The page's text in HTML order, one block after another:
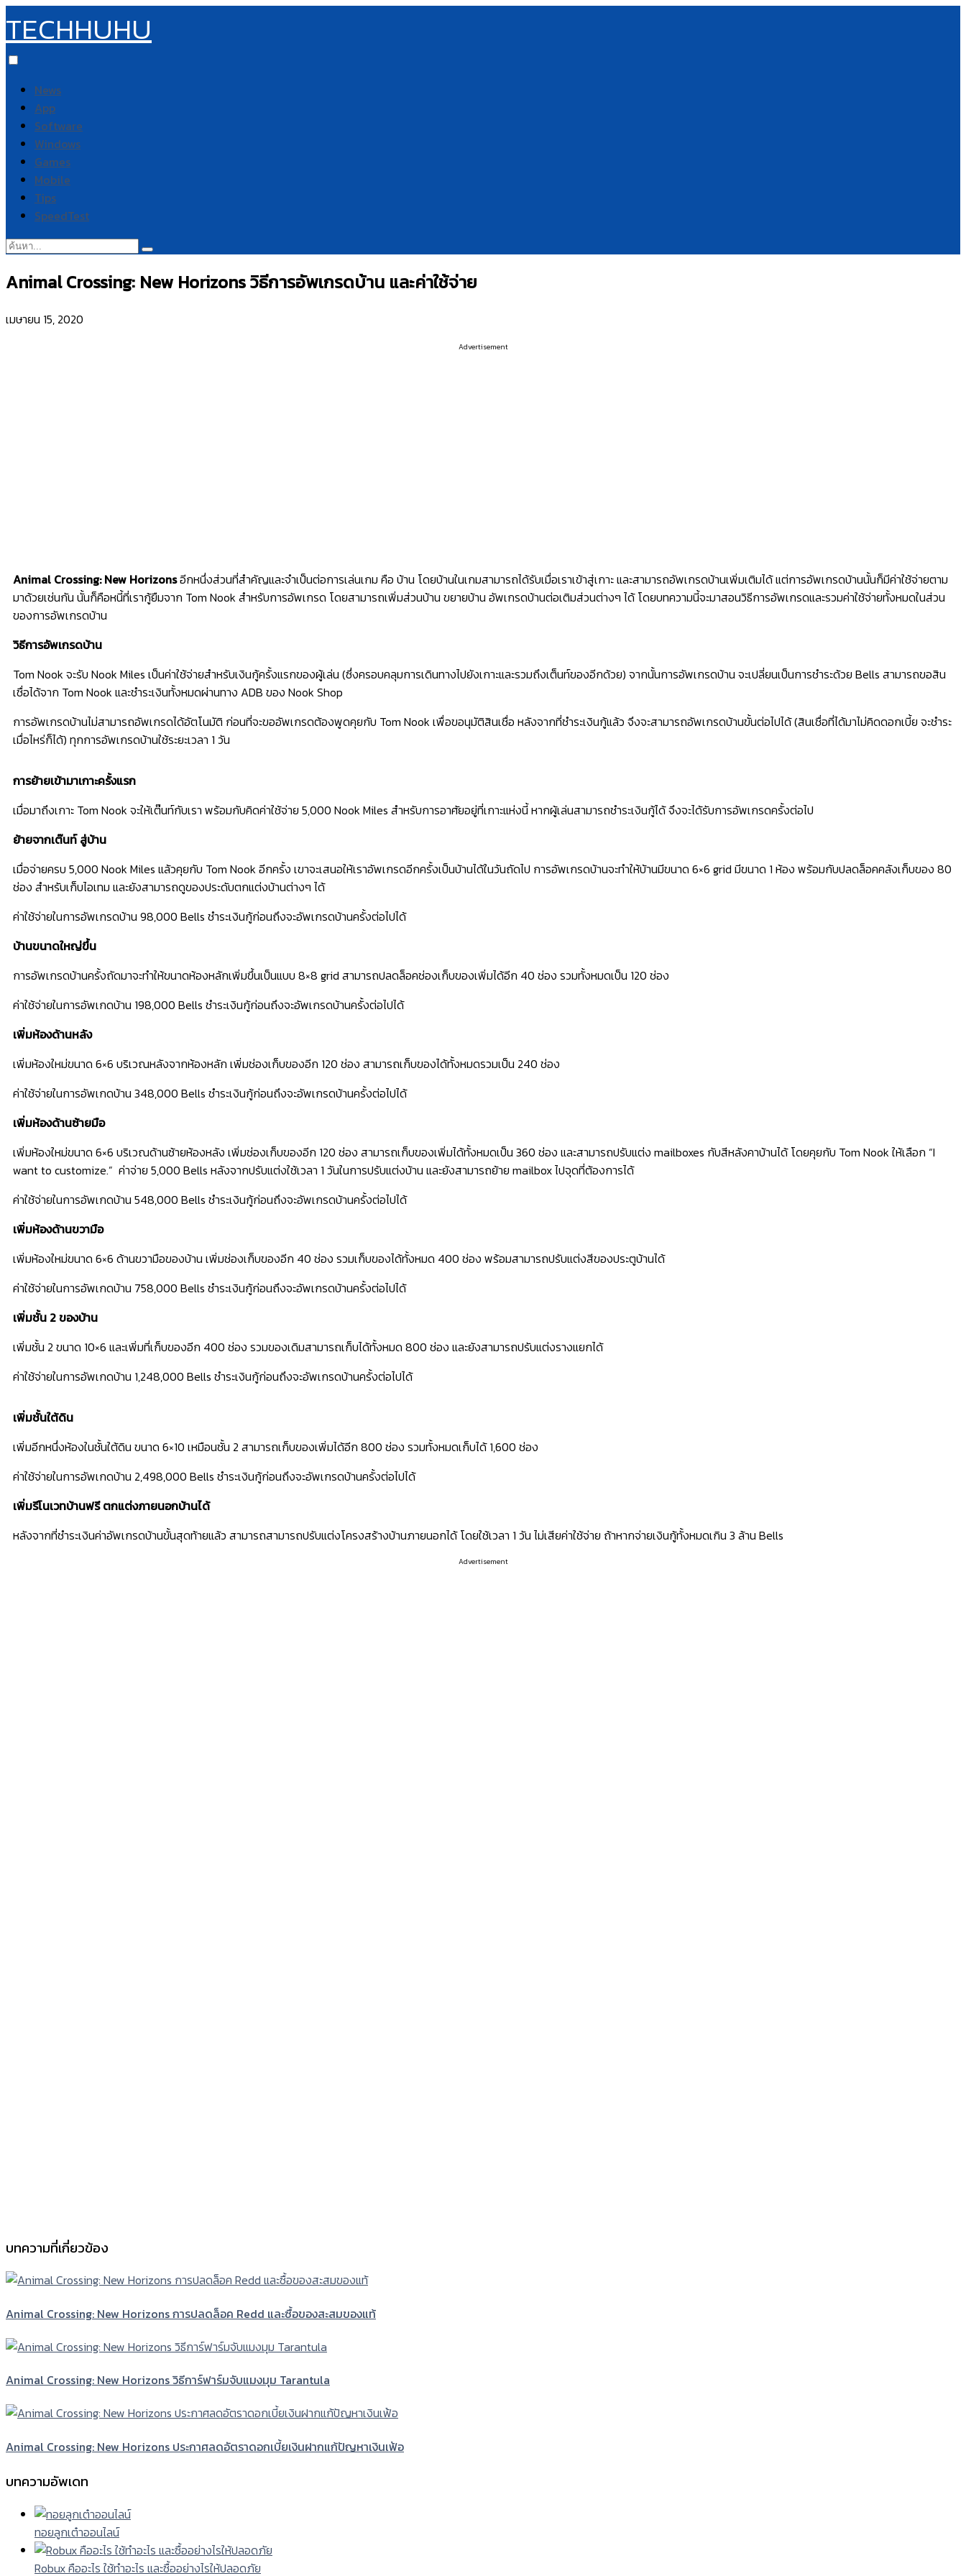
TECHHUHU
News
App
Software
Windows
Games
Mobile
Tips
SpeedTest
ค้นหา:
Animal Crossing: New Horizons วิธีการอัพเกรดบ้าน และค่าใช้จ่าย
เมษายน 15, 2020
Advertisement
Animal Crossing: New Horizonsอีกหนึ่งส่วนที่สำคัญและจำเป็นต่อการเล่นเกม คือ บ้าน โดยบ้านในเกมสามารถได้รับเมื่อเราเข้าสู่เกาะ และสามารถอัพเกรดบ้านเพิ่มเติมได้ แต่การอัพเกรดบ้านนั้นก็มีค่าใช้จ่ายตาม
มาด้วยเช่นกัน นั้นก็คือหนี้ที่เรากู้ยืมจาก Tom Nook สำหรับการอัพเกรด โดยสามารถเพิ่มส่วนบ้าน ขยายบ้าน อัพเกรดบ้านต่อเติมส่วนต่างๆ ได้ โดยบทความนี้จะมาสอนวิธีการอัพเกรดและรวมค่าใช้จ่ายทั้งหมดในส่วน
ของการอัพเกรดบ้าน
วิธีการอัพเกรดบ้าน
Tom Nook จะรับ Nook Miles เป็นค่าใช้จ่ายสำหรับเงินกู้ครั้งแรกของผู้เล่น (ซึ่งครอบคลุมการเดินทางไปยังเกาะและรวมถึงเต็นท์ของอีกด้วย) จากนั้นการอัพเกรดบ้าน จะเปลี่ยนเป็นการชำระด้วย Bells สามารถขอสิน
เชื่อได้จาก Tom Nook และชำระเงินทั้งหมดผ่านทาง ADB ของ Nook Shop
การอัพเกรดบ้านไม่สามารถอัพเกรดได้อัตโนมัติ ก่อนที่จะขออัพเกรดต้องพูดคุยกับ Tom Nook เพื่อขอนุมัติสินเชื่อ หลังจากที่ชำระเงินกู้แล้ว จึงจะสามารถอัพเกรดบ้านขั้นต่อไปได้ (สินเชื่อที่ได้มาไม่คิดดอกเบี้ย จะชำระ
เมื่อไหร่ก็ได้) ทุกการอัพเกรดบ้านใช้ระยะเวลา 1 วัน
การย้ายเข้ามาเกาะครั้งแรก
เมื่อมาถึงเกาะ Tom Nook จะให้เต๊นท์กับเรา พร้อมกับคิดค่าใช้จ่าย 5,000 Nook Miles สำหรับการอาศัยอยู่ที่เกาะแห่งนี้ หากผู้เล่นสามารถชำระเงินกู้ได้ จึงจะได้รับการอัพเกรดครั้งต่อไป
ย้ายจากเต๊นท์ สู่บ้าน
เมื่อจ่ายครบ 5,000 Nook Miles แล้วคุยกับ Tom Nook อีกครั้ง เขาจะเสนอให้เราอัพเกรดอีกครั้งเป็นบ้านได้ในวันถัดไป การอัพเกรดบ้านจะทำให้บ้านมีขนาด 6×6 grid มีขนาด 1 ห้อง พร้อมกับปลดล็อคคลังเก็บของ 80
ช่อง สำหรับเก็บไอเทม และยังสามารถดูของประดับตกแต่งบ้านต่างๆ ได้
ค่าใช้จ่ายในการอัพเกรดบ้าน 98,000 Bells ชำระเงินกู้ก่อนถึงจะอัพเกรดบ้านครั้งต่อไปได้
บ้านขนาดใหญ่ขึ้น
การอัพเกรดบ้านครั้งถัดมาจะทำให้ขนาดห้องหลักเพิ่มขึ้นเป็นแบบ 8×8 grid สามารถปลดล็อคช่องเก็บของเพิ่มได้อีก 40 ช่อง รวมทั้งหมดเป็น 120 ช่อง
ค่าใช้จ่ายในการอัพเกดบ้าน 198,000 Bells ชำระเงินกู้ก่อนถึงจะอัพเกรดบ้านครั้งต่อไปได้
เพิ่มห้องด้านหลัง
เพิ่มห้องใหม่ขนาด 6×6 บริเวณหลังจากห้องหลัก เพิ่มช่องเก็บของอีก 120 ช่อง สามารถเก็บของได้ทั้งหมดรวมเป็น 240 ช่อง
ค่าใช้จ่ายในการอัพเกดบ้าน 348,000 Bells ชำระเงินกู้ก่อนถึงจะอัพเกรดบ้านครั้งต่อไปได้
เพิ่มห้องด้านซ้ายมือ
เพิ่มห้องใหม่ขนาด 6×6 บริเวณด้านซ้ายห้องหลัง เพิ่มช่องเก็บของอีก 120 ช่อง สามารถเก็บของเพิ่มได้ทั้งหมดเป็น 360 ช่อง และสามารถปรับแต่ง mailboxes กับสีหลังคาบ้านได้ โดยคุยกับ Tom Nook ให้เลือก “I
want to customize.” ค่าจ่าย 5,000 Bells หลังจากปรับแต่งใช้เวลา 1 วันในการปรับแต่งบ้าน และยังสามารถย้าย mailbox ไปจุดที่ต้องการได้
ค่าใช้จ่ายในการอัพเกดบ้าน 548,000 Bells ชำระเงินกู้ก่อนถึงจะอัพเกรดบ้านครั้งต่อไปได้
เพิ่มห้องด้านขวามือ
เพิ่มห้องใหม่ขนาด 6×6 ด้านขวามือของบ้าน เพิ่มช่องเก็บของอีก 40 ช่อง รวมเก็บของได้ทั้งหมด 400 ช่อง พร้อมสามารถปรับแต่งสีของประตูบ้านได้
ค่าใช้จ่ายในการอัพเกดบ้าน 758,000 Bells ชำระเงินกู้ก่อนถึงจะอัพเกรดบ้านครั้งต่อไปได้
เพิ่มชั้น 2 ของบ้าน
เพิ่มชั้น 2 ขนาด 10×6 และเพิ่มที่เก็บของอีก 400 ช่อง รวมของเดิมสามารถเก็บได้ทั้งหมด 800 ช่อง และยังสามารถปรับแต่งรางแยกได้
ค่าใช้จ่ายในการอัพเกดบ้าน 1,248,000 Bells ชำระเงินกู้ก่อนถึงจะอัพเกรดบ้านครั้งต่อไปได้
เพิ่มชั้นใต้ดิน
เพิ่มอีกหนึ่งห้องในชั้นใต้ดิน ขนาด 6×10 เหมือนชั้น 2 สามารถเก็บของเพิ่มได้อีก 800 ช่อง รวมทั้งหมดเก็บได้ 1,600 ช่อง
ค่าใช้จ่ายในการอัพเกดบ้าน 2,498,000 Bells ชำระเงินกู้ก่อนถึงจะอัพเกรดบ้านครั้งต่อไปได้
เพิ่มรีโนเวทบ้านฟรี ตกแต่งภายนอกบ้านได้
หลังจากที่ชำระเงินค่าอัพเกรดบ้านขั้นสุดท้ายแล้ว สามารถสามารถปรับแต่งโครงสร้างบ้านภายนอกได้ โดยใช้เวลา 1 วัน ไม่เสียค่าใช้จ่าย ถ้าหากจ่ายเงินกู้ทั้งหมดเกิน 3 ล้าน Bells
Advertisement
บทความที่เกี่ยวข้อง
Animal Crossing: New Horizons การปลดล็อค Redd และซื้อของสะสมของแท้
Animal Crossing: New Horizons วิธีการ์ฟาร์มจับแมงมุม Tarantula
Animal Crossing: New Horizons ประกาศลดอัตราดอกเบี้ยเงินฝากแก้ปัญหาเงินเฟ้อ
บทความอัพเดท
ทอยลูกเต๋าออนไลน์
Robux คืออะไร ใช้ทำอะไร และซื้ออย่างไรให้ปลอดภัย